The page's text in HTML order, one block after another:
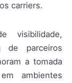
carriers.
visibilidade,
de parceiros
a tomada
ambientes